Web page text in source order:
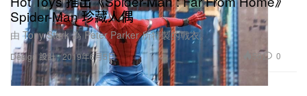
Design 設計
Spider-Man 珍藏人偶
由 Tony Stark 為 Peter Parker 所特製的戰衣。
2019年6月5日 56 0